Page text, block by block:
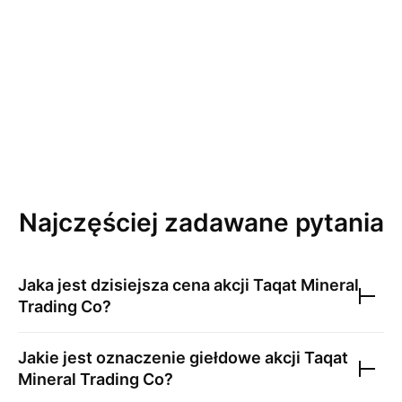
Najczęściej zadawane pytania
Jaka jest dzisiejsza cena akcji Taqat Mineral
Trading Co?
Jakie jest oznaczenie giełdowe akcji Taqat
Mineral Trading Co?